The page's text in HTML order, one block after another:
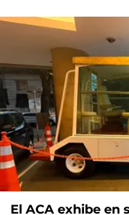
El ACA exhibe en